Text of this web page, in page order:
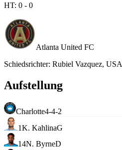
HT: 0 - 0
Atlanta United FC
Schiedsrichter: Rubiel Vazquez, USA
Aufstellung
Charlotte4-4-2
1K. KahlinaG
14N. ByrneD